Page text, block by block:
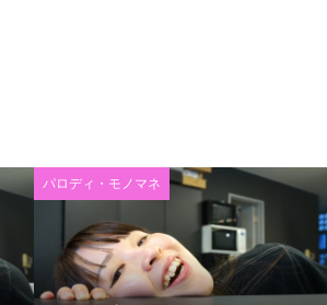
パロディ・モノマネ